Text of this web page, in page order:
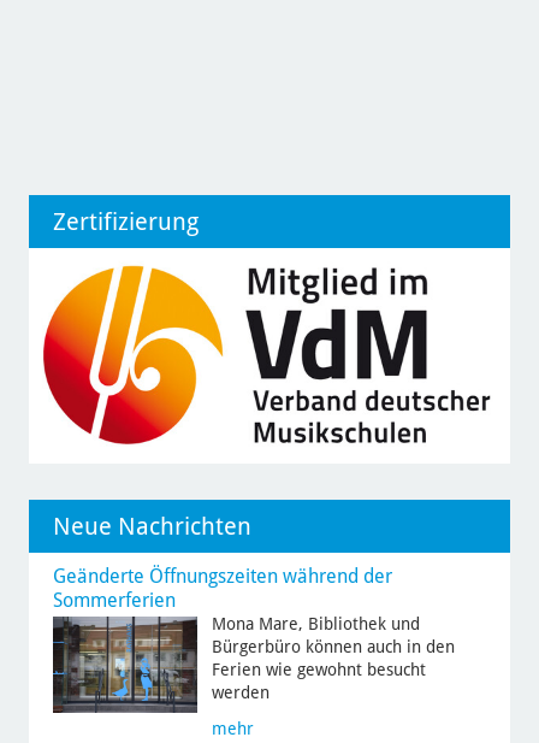
Zertifizierung
Neue Nachrichten
Geänderte Öffnungszeiten während der
Sommerferien
Mona Mare, Bibliothek und
Bürgerbüro können auch in den
Ferien wie gewohnt besucht
werden
mehr